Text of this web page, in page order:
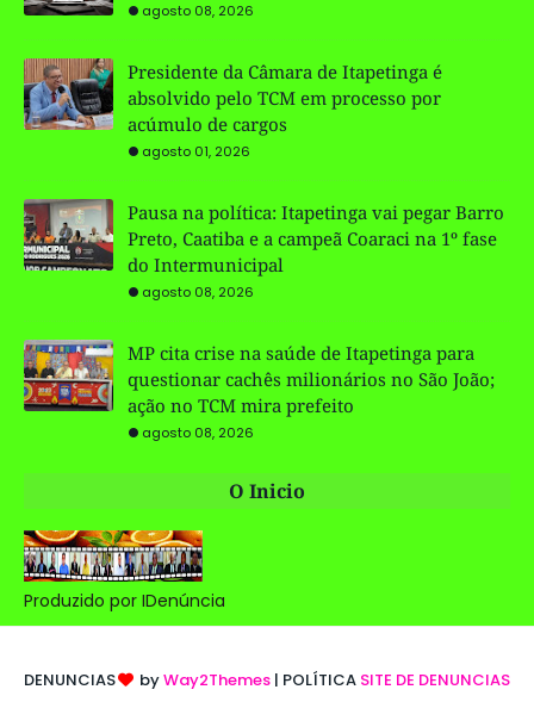
agosto 08, 2026
Presidente da Câmara de Itapetinga é
absolvido pelo TCM em processo por
acúmulo de cargos
agosto 01, 2026
Pausa na política: Itapetinga vai pegar Barro
Preto, Caatiba e a campeã Coaraci na 1º fase
do Intermunicipal
agosto 08, 2026
MP cita crise na saúde de Itapetinga para
questionar cachês milionários no São João;
ação no TCM mira prefeito
agosto 08, 2026
O Inicio
Produzido por IDenúncia
DENUNCIAS byWay2Themes | POLÍTICA SITE DE DENUNCIAS